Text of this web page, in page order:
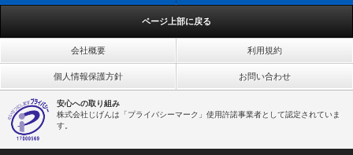
ページ上部に戻る
会社概要 利用規約
個人情報保護方針 お問い合わせ
安心への取り組み
株式会社じげんは「プライバシーマーク」使用許諾事業者として認定されていま
す。